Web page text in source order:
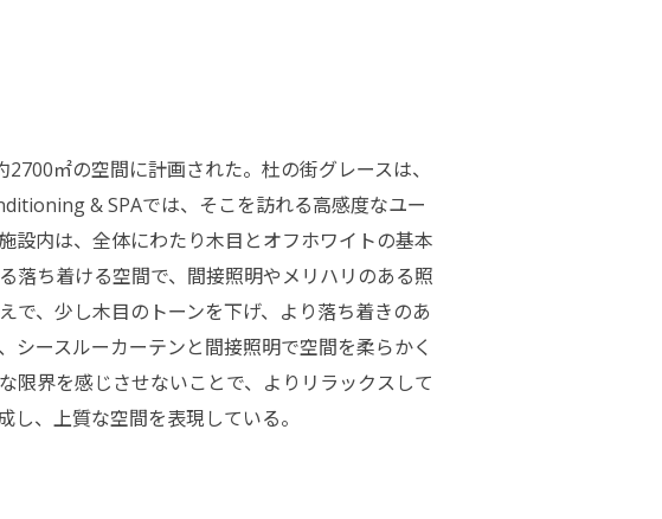
㎡の空間に計画された。杜の街グレースは、
& SPAでは、そこを訪れる高感度なユー
設内は、全体にわたり木目とオフホワイトの基本
落ち着ける空間で、間接照明やメリハリのある照
で、少し木目のトーンを下げ、より落ち着きのあ
ースルーカーテンと間接照明で空間を柔らかく
限界を感じさせないことで、よりリラックスして
、 上質な空間を表現している。